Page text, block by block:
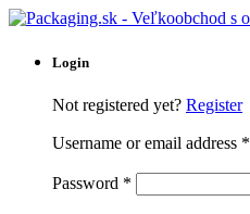
Login
Not registered yet? Register
Username or email address *
Password *